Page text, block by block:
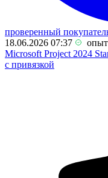
проверенный
18.06.2026 07:37
Microsoft Project 2024
с привязкой